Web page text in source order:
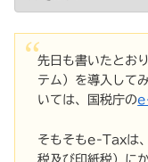
先日も書いたとお
テム）を導入して
いては、国税庁の
そもそもe-Taxは
税及び印紙税）に